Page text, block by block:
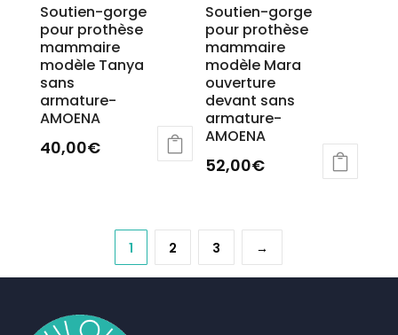
Soutien-gorge
pour prothèse
mammaire
modèle Tanya
sans
armature-
AMOENA
40,00€
être
Soutien-gorge
pour prothèse
mammaire
modèle Mara
ouverture
devant sans
armature-
AMOENA
52,00€
a
plusieurs
variations.
1 2 3 →